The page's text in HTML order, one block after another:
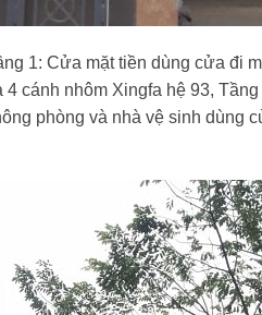
1: Cửa mặt tiền dùng cửa đi
cánh nhôm Xingfa hệ 93,
phòng và nhà vệ sinh dùng